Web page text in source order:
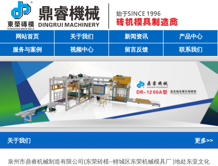
网站首页 关于我们 新闻资讯
产品中心
服务与案例
视频中心 留言反馈 联系我们
更多>>
关于我们
泉州市鼎睿机械制造有限公司(东荣砖模--鲤城区东荣机械模具厂 )地处东亚文化